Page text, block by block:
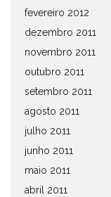
fevereiro 2012
dezembro 2011
novembro 2011
outubro 2011
setembro 2011
agosto 2011
julho 2011
junho 2011
maio 2011
abril 2011